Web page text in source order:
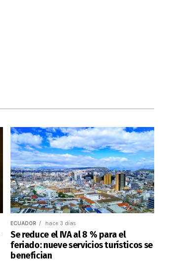
ECUADOR hace 3 días
Se reduce el IVA al 8 % para el
feriado: nueve servicios turísticos se
benefician